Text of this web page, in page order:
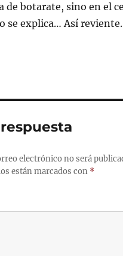
de botarate, sino en el
se explica… Así reviente.
electrónico no será
están marcados con *